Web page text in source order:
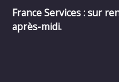
France Services : sur
après-midi.